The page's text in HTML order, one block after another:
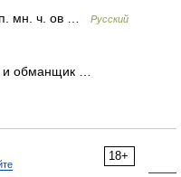
мн. ч. ов …
Русский
и обманщик …
18+